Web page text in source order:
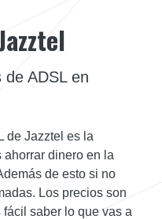
ADSL en
de Jazztel es la
dinero en la
de esto si no
Los precios son
saber lo que vas a